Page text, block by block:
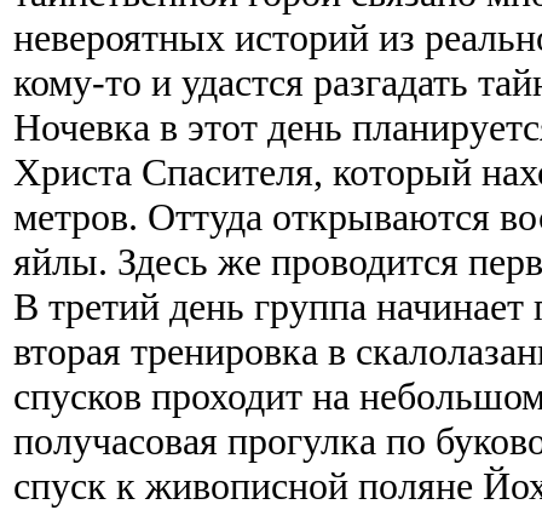
невероятных историй из
кому-то и удастся разгадать
Ночевка в этот день
Христа Спасителя, который
метров. Оттуда открываются
яйлы. Здесь же проводится
В третий день группа
вторая тренировка в
спусков проходит на
получасовая прогулка по
спуск к живописной поляне